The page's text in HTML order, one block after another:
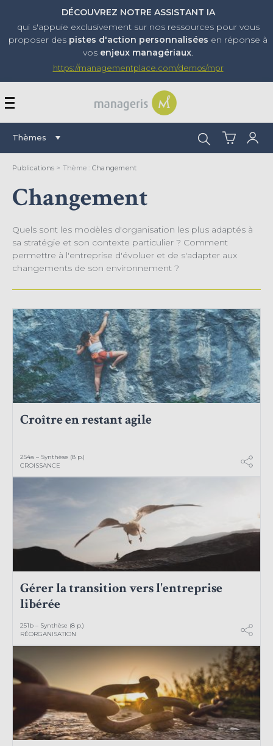
DÉCOUVREZ NOTRE ASSISTANT IA
qui s'appuie exclusivement sur nos ressources pour vous
proposer des pistes d'action personnalisées en réponse à
vos enjeux managériaux.
https://managementplace.com/demos/mpr
AFFICHER OU
Thèmes Rechercher :
Publications > Thème : Changement
Changement
Quels sont les modèles d'organisation les plus adaptés à
sa stratégie et son contexte particulier ? Comment
permettre à l'entreprise d'évoluer et de s'adapter aux
changements de son environnement ?
Croître en restant agile
254a – Synthèse (8 p.)
CROISSANCE
Gérer la transition vers l'entreprise
libérée
251b – Synthèse (8 p.)
RÉORGANISATION